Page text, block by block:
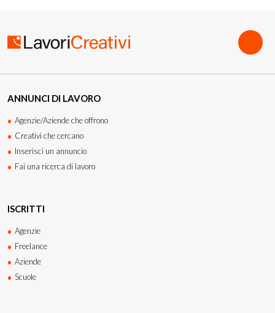
ANNUNCI DI LAVORO
Agenzie/Aziende che offrono
Creativi che cercano
Inserisci un annuncio
Fai una ricerca di lavoro
ISCRITTI
Agenzie
Freelance
Aziende
Scuole